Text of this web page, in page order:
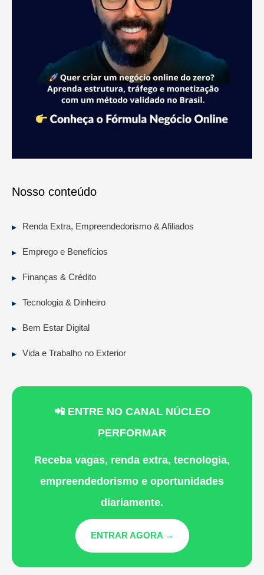
Nosso conteúdo
Renda Extra, Empreendedorismo & Afiliados
Emprego e Benefícios
Finanças & Crédito
Tecnologia & Dinheiro
Bem Estar Digital
Vida e Trabalho no Exterior
📲 ENTRE NO CANAL NÚCLEO
PERFORMAR
Receba vagas, renda extra, tecnologia,
empreendedorismo e oportunidades
diariamente.
ENTRAR AGORA →